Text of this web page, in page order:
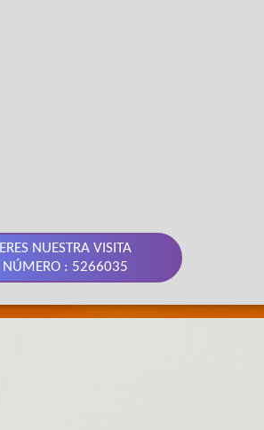
ERES NUESTRA VISITA
NÚMERO : 5266035